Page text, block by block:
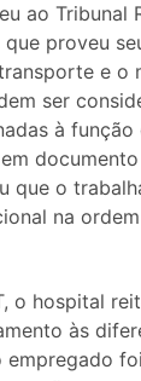
ao Tribunal
que proveu
e o
ser
à
que o
na
o hospital
às
empregado